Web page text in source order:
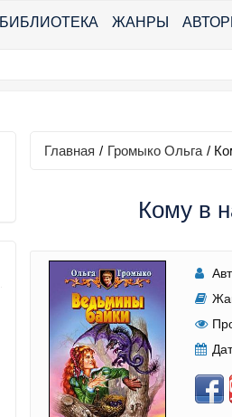
БИБЛИОТЕКА ЖАНРЫ
Главная / Громыко Ольга /
Кому в